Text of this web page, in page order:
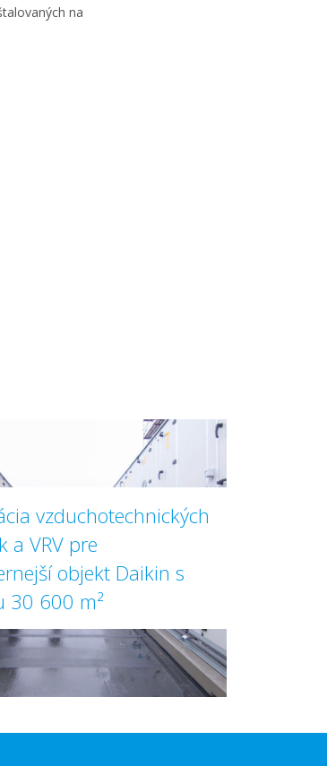
na
vzduchotechnických
a VRV pre
objekt Daikin s
30 600 m²